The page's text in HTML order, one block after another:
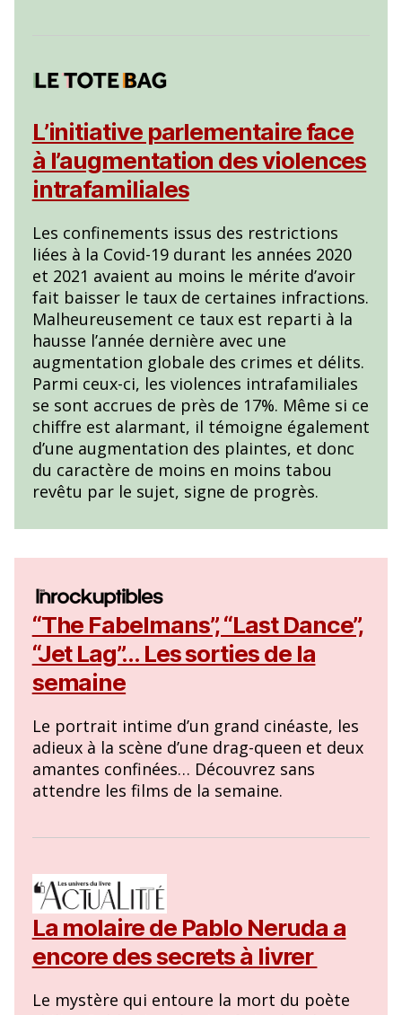
L’initiative parlementaire face
à l’augmentation des violences
intrafamiliales
Les confinements issus des restrictions
liées à la Covid-19 durant les années 2020
et 2021 avaient au moins le mérite d’avoir
fait baisser le taux de certaines infractions.
Malheureusement ce taux est reparti à la
hausse l’année dernière avec une
augmentation globale des crimes et délits.
Parmi ceux-ci, les violences intrafamiliales
se sont accrues de près de 17%. Même si ce
chiffre est alarmant, il témoigne également
d’une augmentation des plaintes, et donc
du caractère de moins en moins tabou
revêtu par le sujet, signe de progrès.
“The Fabelmans”, “Last Dance”,
“Jet Lag”… Les sorties de la
semaine
Le portrait intime d’un grand cinéaste, les
adieux à la scène d’une drag-queen et deux
amantes confinées… Découvrez sans
attendre les films de la semaine.
La molaire de Pablo Neruda a
encore des secrets à livrer
Le mystère qui entoure la mort du poète